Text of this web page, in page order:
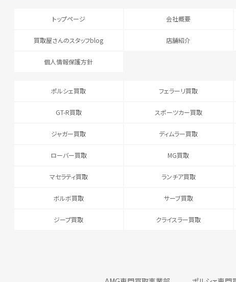
トップページ 会社概要
買取屋さんのスタッフblog 店舗紹介
個人情報保護方針
ポルシェ買取 フェラーリ買取
GT-R買取 スポーツカー買取
ジャガー買取 ディムラー買取
ローバー買取 MG買取
マセラティ買取 ランチア買取
ボルボ買取 サーブ買取
ジープ買取 クライスラー買取